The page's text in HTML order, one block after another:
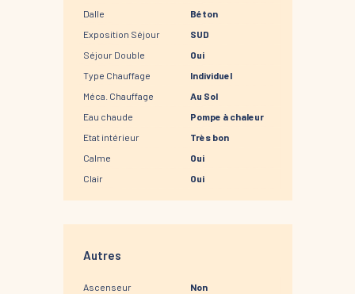
Dalle
Béton
Exposition Séjour
SUD
Séjour Double
Oui
Type Chauffage
Individuel
Méca. Chauffage
Au Sol
Eau chaude
Pompe à chaleur
Etat intérieur
Très bon
Calme
Oui
Clair
Oui
Autres
Ascenseur
Non